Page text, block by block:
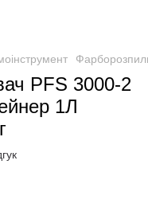
PFS 3000-2
1Л